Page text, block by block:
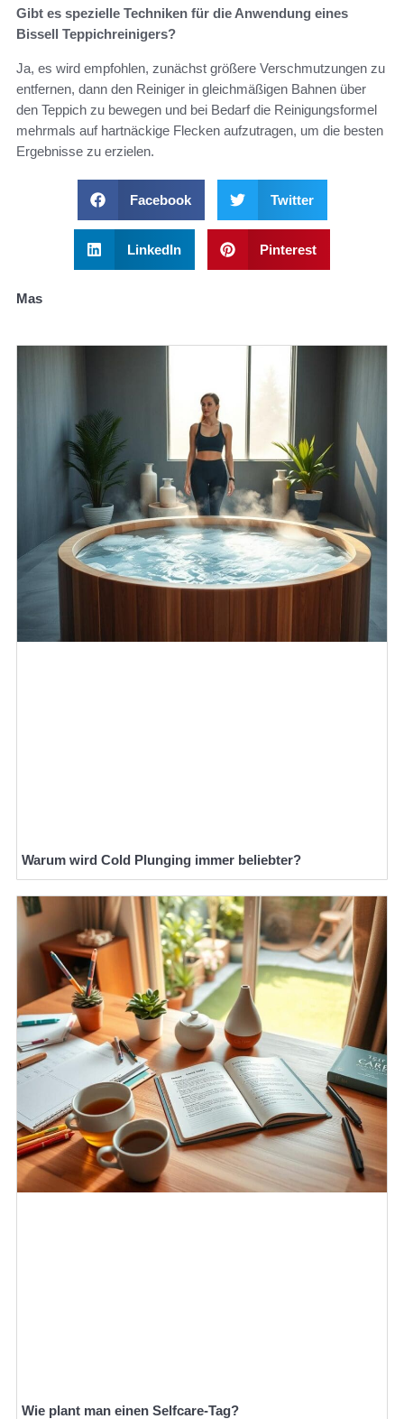
Gibt es spezielle Techniken für die Anwendung eines
Bissell Teppichreinigers?
Ja, es wird empfohlen, zunächst größere Verschmutzungen zu
entfernen, dann den Reiniger in gleichmäßigen Bahnen über
den Teppich zu bewegen und bei Bedarf die Reinigungsformel
mehrmals auf hartnäckige Flecken aufzutragen, um die besten
Ergebnisse zu erzielen.
Facebook Twitter
LinkedIn Pinterest
Mas
Warum wird Cold Plunging immer beliebter?
Wie plant man einen Selfcare-Tag?